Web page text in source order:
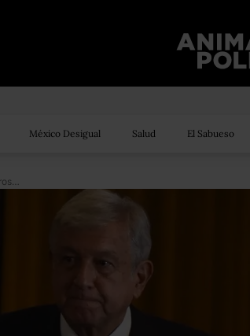
México Desigual Salud El Sabueso
López Obrador pide apoyo a ingenieros para definir el futuro del Nuevo Aeropuerto